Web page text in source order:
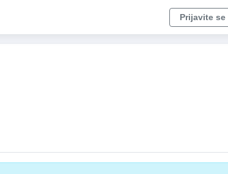
Prijavite se